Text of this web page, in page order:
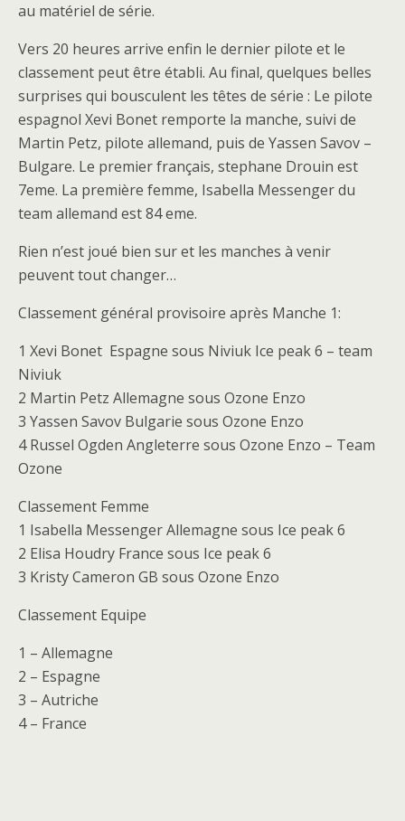
au matériel de série.
Vers 20 heures arrive enfin le dernier pilote et le
classement peut être établi. Au final, quelques belles
surprises qui bousculent les têtes de série : Le pilote
espagnol Xevi Bonet remporte la manche, suivi de
Martin Petz, pilote allemand, puis de Yassen Savov –
Bulgare. Le premier français, stephane Drouin est
7eme. La première femme, Isabella Messenger du
team allemand est 84 eme.
Rien n’est joué bien sur et les manches à venir
peuvent tout changer…
Classement général provisoire après Manche 1:
1 Xevi Bonet Espagne sous Niviuk Ice peak 6 – team
Niviuk
2 Martin Petz Allemagne sous Ozone Enzo
3 Yassen Savov Bulgarie sous Ozone Enzo
4 Russel Ogden Angleterre sous Ozone Enzo – Team
Ozone
Classement Femme
1 Isabella Messenger Allemagne sous Ice peak 6
2 Elisa Houdry France sous Ice peak 6
3 Kristy Cameron GB sous Ozone Enzo
Classement Equipe
1 – Allemagne
2 – Espagne
3 – Autriche
4 – France